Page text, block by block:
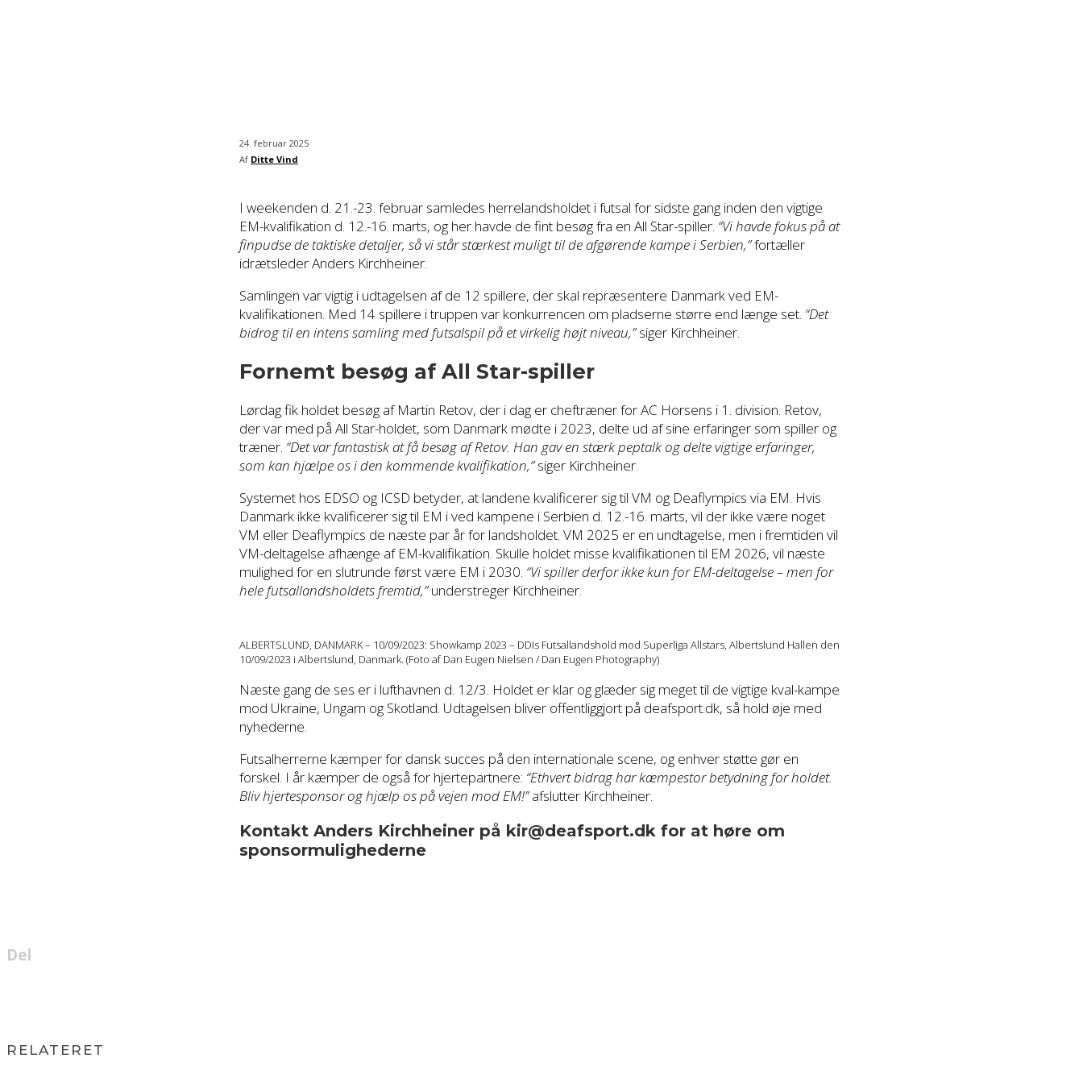
24. februar 2025
Af Ditte Vind
I weekenden d. 21.-23. februar samledes herrelandsholdet i futsal for sidste gang inden den vigtige
EM-kvalifikation d. 12.-16. marts, og her havde de fint besøg fra en All Star-spiller. “Vi havde fokus på at
finpudse de taktiske detaljer, så vi står stærkest muligt til de afgørende kampe i Serbien,”fortæller
idrætsleder Anders Kirchheiner.
Samlingen var vigtig i udtagelsen af de 12 spillere, der skal repræsentere Danmark ved EM-
kvalifikationen. Med 14 spillere i truppen var konkurrencen om pladserne større end længe set. “Det
bidrog til en intens samling med futsalspil på et virkelig højt niveau,”siger Kirchheiner.
Fornemt besøg af All Star-spiller
Lørdag fik holdet besøg af Martin Retov, der i dag er cheftræner for AC Horsens i 1. division. Retov,
der var med på All Star-holdet, som Danmark mødte i 2023, delte ud af sine erfaringer som spiller og
træner. “Det var fantastisk at få besøg af Retov. Han gav en stærk peptalk og delte vigtige erfaringer,
som kan hjælpe os i den kommende kvalifikation,”siger Kirchheiner.
Systemet hos EDSO og ICSD betyder, at landene kvalificerer sig til VM og Deaflympics via EM. Hvis
Danmark ikke kvalificerer sig til EM i ved kampene i Serbien d. 12.-16. marts, vil der ikke være noget
VM eller Deaflympics de næste par år for landsholdet. VM 2025 er en undtagelse, men i fremtiden vil
VM-deltagelse afhænge af EM-kvalifikation. Skulle holdet misse kvalifikationen til EM 2026, vil næste
mulighed for en slutrunde først være EM i 2030. “Vi spiller derfor ikke kun for EM-deltagelse – men for
hele futsallandsholdets fremtid,”understreger Kirchheiner.
ALBERTSLUND, DANMARK – 10/09/2023: Showkamp 2023 – DDIs Futsallandshold mod Superliga Allstars, Albertslund Hallen den
10/09/2023 i Albertslund, Danmark. (Foto af Dan Eugen Nielsen / Dan Eugen Photography)
Næste gang de ses er i lufthavnen d. 12/3. Holdet er klar og glæder sig meget til de vigtige kval-kampe
mod Ukraine, Ungarn og Skotland. Udtagelsen bliver offentliggjort på deafsport.dk, så hold øje med
nyhederne.
Futsalherrerne kæmper for dansk succes på den internationale scene, og enhver støtte gør en
forskel. I år kæmper de også for hjertepartnere: “Ethvert bidrag har kæmpestor betydning for holdet.
Bliv hjertesponsor og hjælp os på vejen mod EM!”afslutter Kirchheiner.
Kontakt Anders Kirchheiner på kir@deafsport.dk for at høre om
sponsormulighederne
Del
RELATERET